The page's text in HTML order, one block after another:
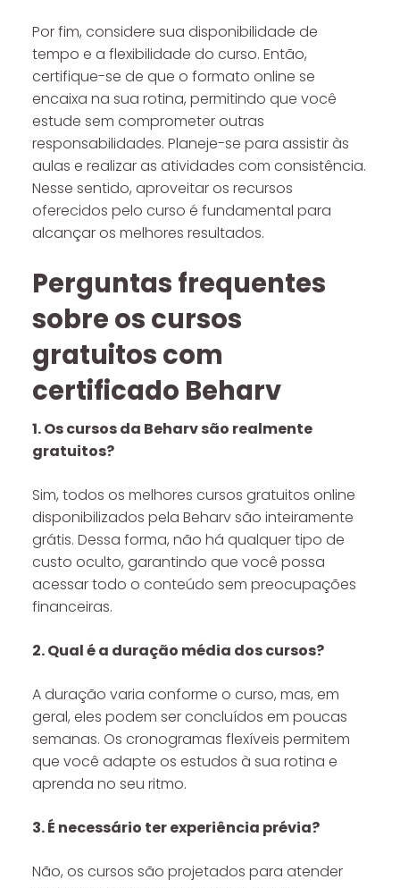
Por fim, considere sua disponibilidade de
tempo e a flexibilidade do curso. Então,
certifique-se de que o formato online se
encaixa na sua rotina, permitindo que você
estude sem comprometer outras
responsabilidades. Planeje-se para assistir às
aulas e realizar as atividades com consistência.
Nesse sentido, aproveitar os recursos
oferecidos pelo curso é fundamental para
alcançar os melhores resultados.
Perguntas frequentes
sobre os cursos
gratuitos com
certificado Beharv
1. Os cursos da Beharv são realmente
gratuitos?
Sim, todos os melhores cursos gratuitos online
disponibilizados pela Beharv são inteiramente
grátis. Dessa forma, não há qualquer tipo de
custo oculto, garantindo que você possa
acessar todo o conteúdo sem preocupações
financeiras.
2. Qual é a duração média dos cursos?
A duração varia conforme o curso, mas, em
geral, eles podem ser concluídos em poucas
semanas. Os cronogramas flexíveis permitem
que você adapte os estudos à sua rotina e
aprenda no seu ritmo.
3. É necessário ter experiência prévia?
Não, os cursos são projetados para atender